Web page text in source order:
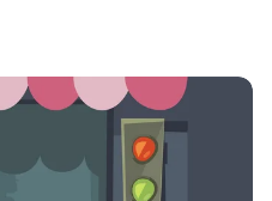
запланированной,